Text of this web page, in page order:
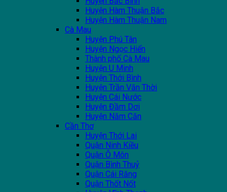
Huyện Hàm Thuận Bắc
Huyện Hàm Thuận Nam
Cà Mau
Huyện Phú Tân
Huyện Ngọc Hiển
Thành phố Cà Mau
Huyện U Minh
Huyện Thới Bình
Huyện Trần Văn Thời
Huyện Cái Nước
Huyện Đầm Dơi
Huyện Năm Căn
Cần Thơ
Huyện Thới Lai
Quận Ninh Kiều
Quận Ô Môn
Quận Bình Thuỷ
Quận Cái Răng
Quận Thốt Nốt